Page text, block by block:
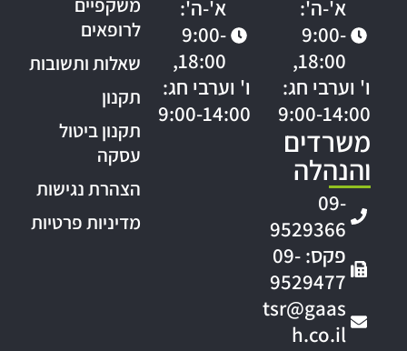
א'-ה':
9:00-
18:00,
ו' וערבי חג:
9:00-14:00
משרדים
והנהלה
09-
9529366
פקס: 09-
9529477
tsr@gaas
h.co.il
א'-ה':
9:00-
18:00,
ו' וערבי חג:
9:00-14:00
משקפיים
לרופאים
שאלות ותשובות
תקנון
תקנון ביטול
עסקה
הצהרת נגישות
מדיניות פרטיות